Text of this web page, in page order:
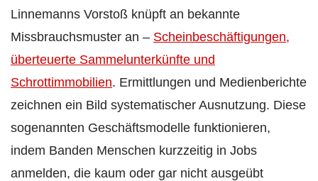
Linnemanns Vorstoß knüpft an bekannte
Missbrauchsmuster an – Scheinbeschäftigungen,
überteuerte Sammelunterkünfte und
Schrottimmobilien. Ermittlungen und Medienberichte
zeichnen ein Bild systematischer Ausnutzung. Diese
sogenannten Geschäftsmodelle funktionieren,
indem Banden Menschen kurzzeitig in Jobs
anmelden, die kaum oder gar nicht ausgeübt